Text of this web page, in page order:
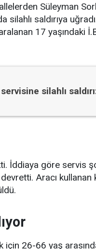
Süleyman
saldırıya
17 yaşındaki
silahlı
İddiaya göre servis
Aracı
26-66 yaş